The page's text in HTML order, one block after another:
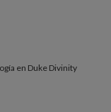
en Duke Divinity